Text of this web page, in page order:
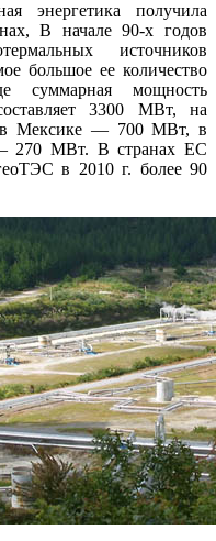
энергетика получила
В начале 90-х годов
источников
большое ее количество
суммарная мощность
3300 МВт, на
Мексике — 700 МВт, в
МВт. В странах ЕС
в 2010 г. более 90